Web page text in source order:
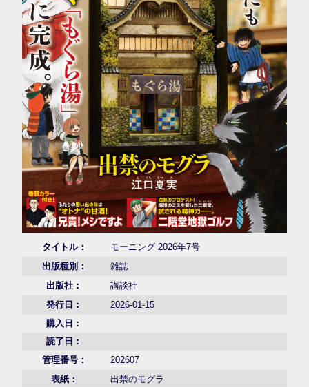
タイトル：
モーニング 2026年7号
出版種別：
雑誌
出版社：
講談社
発行日：
2026-01-15
購入日：
読了日：
管理番号：
202607
表紙：
出禁のモグラ